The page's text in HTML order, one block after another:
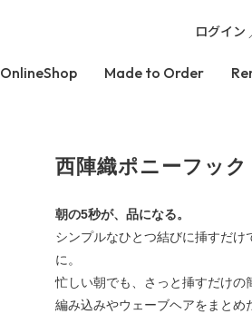
ログイン
OnlineShop Made to Order
西陣織ポニーフック
朝の5秒が、品になる。
シンプルなひとつ結びに挿すだ
に。
忙しい朝でも、さっと挿すだけの
編み込みやウェーブヘアをまとめ